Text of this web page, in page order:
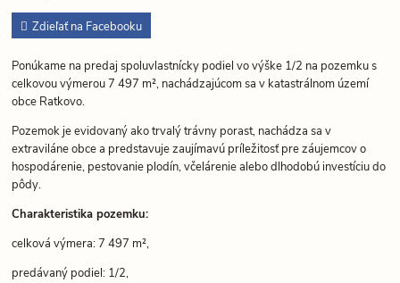
Zdieľať na Facebooku
Ponúkame na predaj spoluvlastnícky podiel vo výške 1/2 na pozemku s
celkovou výmerou 7 497 m², nachádzajúcom sa v katastrálnom území
obce Ratkovo.
Pozemok je evidovaný ako trvalý trávny porast, nachádza sa v
extraviláne obce a predstavuje zaujímavú príležitosť pre záujemcov o
hospodárenie, pestovanie plodín, včelárenie alebo dlhodobú investíciu do
pôdy.
Charakteristika pozemku:
celková výmera: 7 497 m²,
predávaný podiel: 1/2,